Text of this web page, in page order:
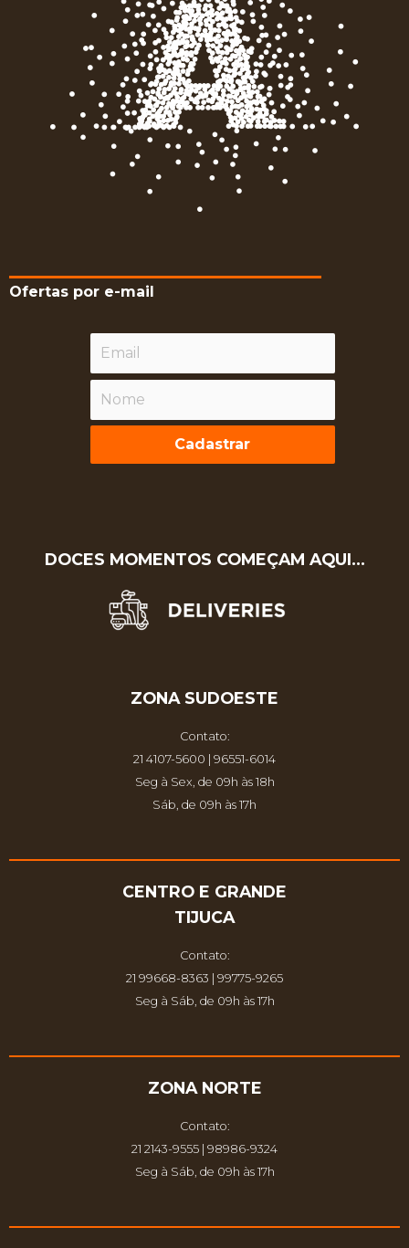
Ofertas por e-mail
Cadastrar
DOCES MOMENTOS COMEÇAM AQUI…
ZONA SUDOESTE
Contato:
21 4107-5600 | 96551-6014
Seg à Sex, de 09h às 18h
Sáb, de 09h às 17h
CENTRO E GRANDE
TIJUCA
Contato:
21 99668-8363 | 99775-9265
Seg à Sáb, de 09h às 17h
ZONA NORTE
Contato:
21 2143-9555 | 98986-9324
Seg à Sáb, de 09h às 17h